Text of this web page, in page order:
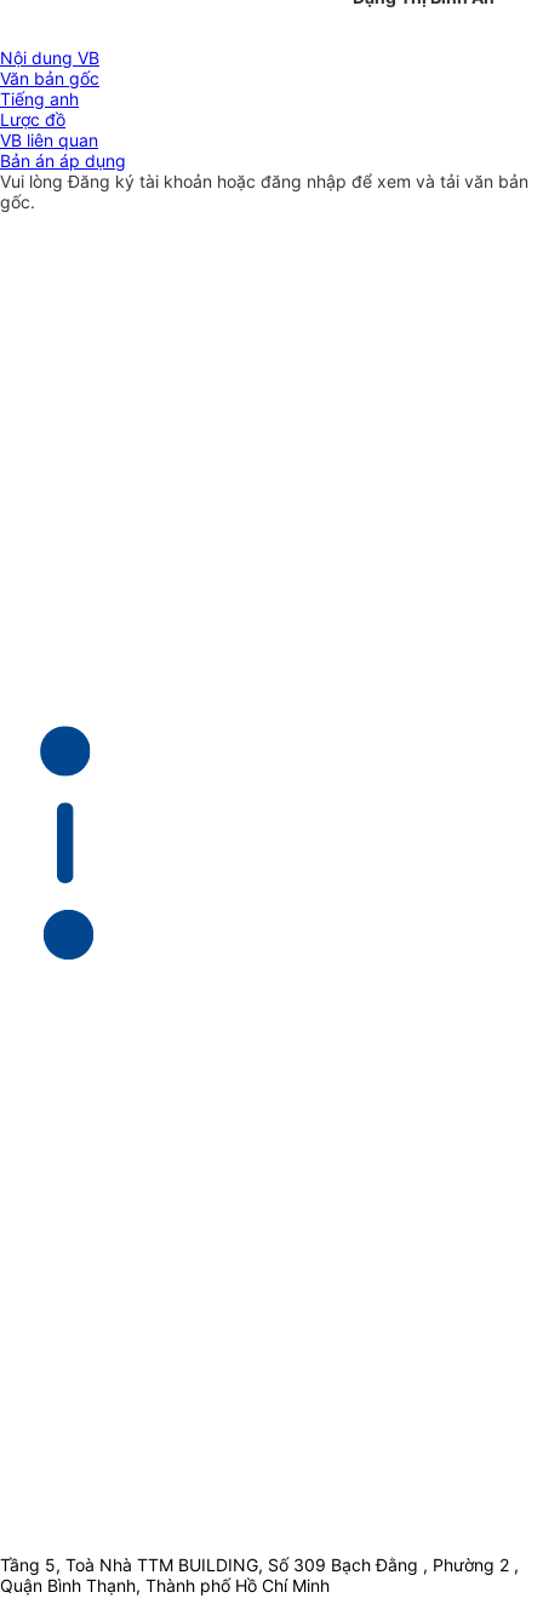
Nội dung VB
Văn bản gốc
Tiếng anh
Lược đồ
VB liên quan
Bản án áp dụng
Vui lòngĐăng ký tài khoản hoặc đăng nhập để xem và tải văn bản
gốc.
Tầng 5, Toà Nhà TTM BUILDING, Số 309 Bạch Đằng , Phường 2 ,
Quận Bình Thạnh, Thành phố Hồ Chí Minh